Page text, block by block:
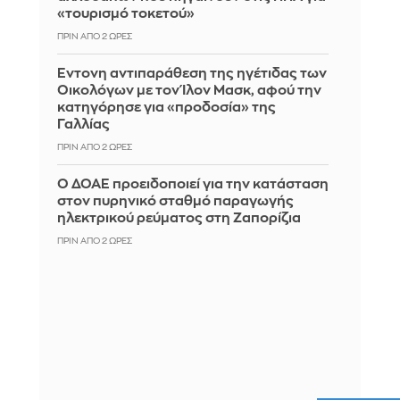
«τουρισμό τοκετού»
ΠΡΙΝ ΑΠΌ 2 ΏΡΕΣ
Έντονη αντιπαράθεση της ηγέτιδας των
Οικολόγων με τον Ίλον Μασκ, αφού την
κατηγόρησε για «προδοσία» της
Γαλλίας
ΠΡΙΝ ΑΠΌ 2 ΏΡΕΣ
Ο ΔΟΑΕ προειδοποιεί για την κατάσταση
στον πυρηνικό σταθμό παραγωγής
ηλεκτρικού ρεύματος στη Ζαπορίζια
ΠΡΙΝ ΑΠΌ 2 ΏΡΕΣ